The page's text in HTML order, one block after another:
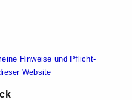
Hinweise und Pflicht­
Website